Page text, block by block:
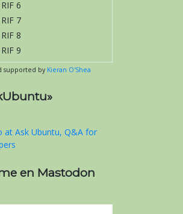
6
7
8
9
supported by Kieran O'Shea
en Mastodon